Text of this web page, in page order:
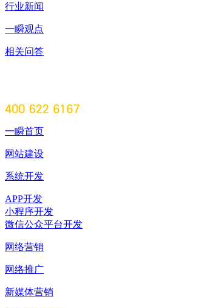
行业新闻
一瞬观点
相关问答
一瞬首页
网站建设
系统开发
APP开发
小程序开发
微信公众平台开发
网络营销
网络推广
新媒体营销